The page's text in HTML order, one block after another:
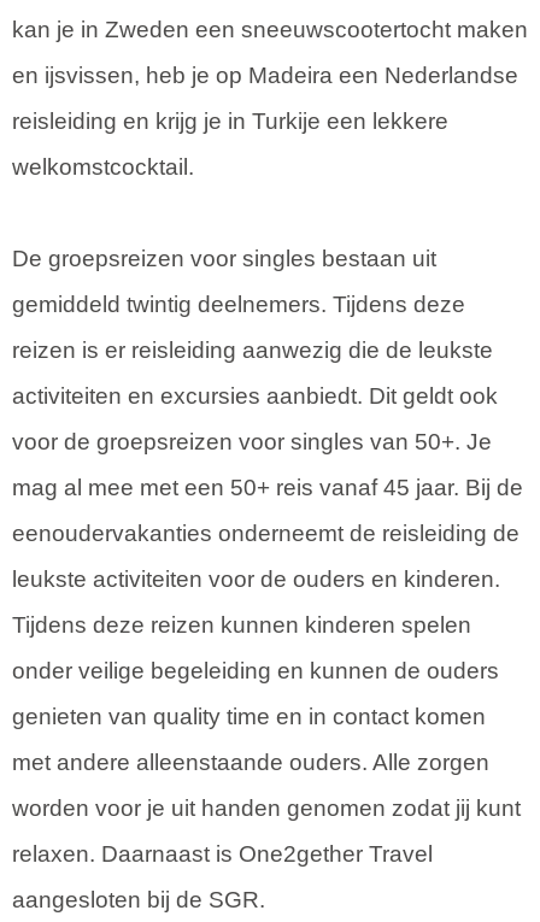
kan je in Zweden een sneeuwscootertocht maken
en ijsvissen, heb je op Madeira een Nederlandse
reisleiding en krijg je in Turkije een lekkere
welkomstcocktail.
De groepsreizen voor singles bestaan uit
gemiddeld twintig deelnemers. Tijdens deze
reizen is er reisleiding aanwezig die de leukste
activiteiten en excursies aanbiedt. Dit geldt ook
voor de groepsreizen voor singles van 50+. Je
mag al mee met een 50+ reis vanaf 45 jaar. Bij de
eenoudervakanties onderneemt de reisleiding de
leukste activiteiten voor de ouders en kinderen.
Tijdens deze reizen kunnen kinderen spelen
onder veilige begeleiding en kunnen de ouders
genieten van quality time en in contact komen
met andere alleenstaande ouders. Alle zorgen
worden voor je uit handen genomen zodat jij kunt
relaxen. Daarnaast is One2gether Travel
aangesloten bij de SGR.